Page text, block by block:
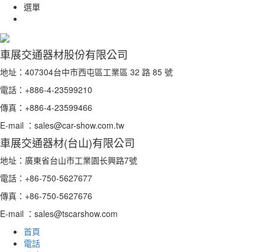
選單
車展交通器材股份有限公司
地址：407304台中市西屯區工業區 32 路 85 號
電話：+886-4-23599210
傳真：+886-4-23599466
E-mail ：sales@car-show.com.tw
車展交通器材(台山)有限公司
地址：廣東省台山市工業園长興路7號
電話：+86-750-5627677
傳真：+86-750-5627676
E-mail ：sales@tscarshow.com
首頁
電話